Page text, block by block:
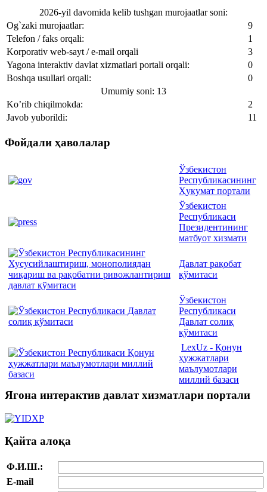
2026-yil davomida kelib tushgan murojaatlar soni:
Og`zaki murojaatlar:
9
Telefon / faks orqali:
1
Korporativ web-sayt / e-mail orqali
3
Yagona interaktiv davlat xizmatlari portali orqali:
0
Boshqa usullari orqali:
0
Umumiy soni: 13
Ko’rib chiqilmokda:
2
Javob yuborildi:
11
Фойдали ҳаволалар
Ўзбекистон
Республикасининг
Ҳукумат портали
Ўзбекистон
Республикаси
Президентининг
матбуот хизмати
Давлат рақобат
қўмитаси
Ўзбекистон
Республикаси
Давлат солиқ
қўмитаси
LexUz - Қонун
ҳужжатлари
маълумотлари
миллий базаси
Ягона интерактив давлат хизматлари портали
Қайта алоқа
Ф.И.Ш.:
E-mail